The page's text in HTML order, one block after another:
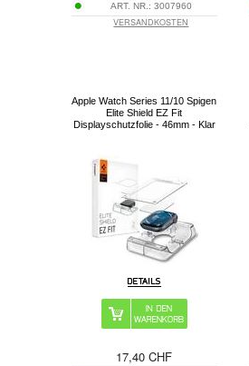
ART. NR.: 3007960
VERSANDKOSTEN
Apple Watch Series 11/10 Spigen
Elite Shield EZ Fit
Displayschutzfolie - 46mm - Klar
17,40 CHF